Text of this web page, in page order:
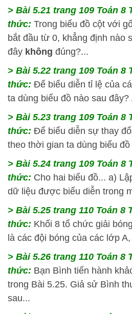
> Bài 5.21 trang 109 Toán 8
thức: Trong biểu đồ cột với
bắt đầu từ 0, khẳng định nào
đây không đúng?...
> Bài 5.22 trang 109 Toán 8
thức: Để biểu diễn tỉ lệ của
ta dùng biểu đồ nào sau
> Bài 5.23 trang 109 Toán 8
thức: Để biểu diễn sự thay
theo thời gian ta dùng biểu
> Bài 5.24 trang 109 Toán 8
thức: Cho hai biểu đồ... a)
dữ liệu được biểu diễn trong
> Bài 5.25 trang 110 Toán 8
thức: Khối 8 tổ chức giải
là các đội bóng của các lớp
> Bài 5.26 trang 110 Toán 8
thức: Bạn Bình tiến hành
trong Bài 5.25. Giả sử Bình
sau...